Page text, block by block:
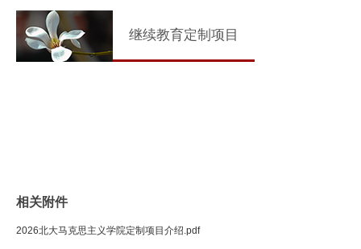
继续教育定制项目
相关附件
2026北大马克思主义学院定制项目介绍.pdf